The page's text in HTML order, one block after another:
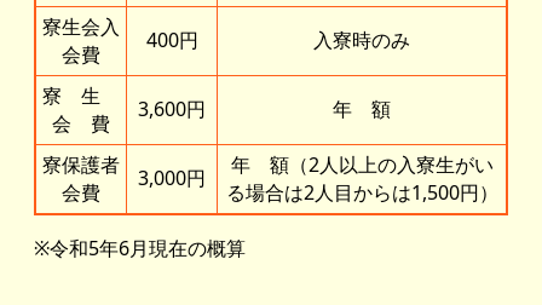
寮生会入
会費
400円 入寮時のみ
寮 生
会 費
3,600円 年 額
寮保護者
会費
3,000円
年 額（2人以上の入寮生がい
る場合は2人目からは1,500円）
※令和5年6月現在の概算